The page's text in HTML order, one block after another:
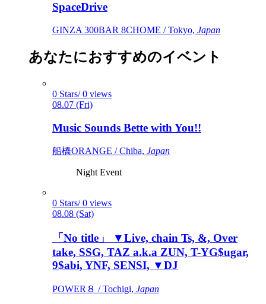
SpaceDrive
GINZA 300BAR 8CHOME / Tokyo, Japan
あなたにおすすめのイベント
0 Stars/ 0 views
08.07 (Fri)
Music Sounds Bette with You!!
船橋ORANGE / Chiba, Japan
Night Event
0 Stars/ 0 views
08.08 (Sat)
「No title」 ▼Live, chain Ts, &, Over
take, SSG, TAZ a.k.a ZUN, T-YG$ugar,
9$abi, YNF, SENSI, ▼DJ
POWER８ / Tochigi, Japan